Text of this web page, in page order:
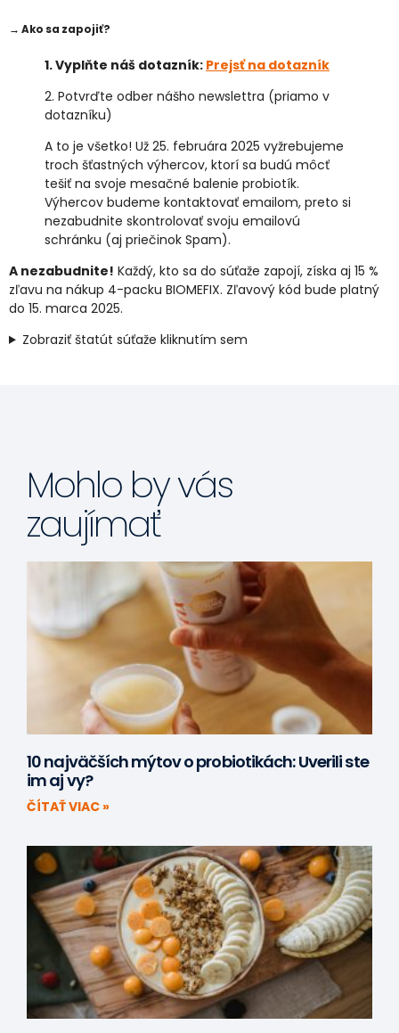
→ Ako sa zapojiť?
1. Vyplňte náš dotazník: Prejsť na dotazník
2. Potvrďte odber nášho newslettra (priamo v
dotazníku)
A to je všetko! Už 25. februára 2025 vyžrebujeme
troch šťastných výhercov, ktorí sa budú môcť
tešiť na svoje mesačné balenie probiotík.
Výhercov budeme kontaktovať emailom, preto si
nezabudnite skontrolovať svoju emailovú
schránku (aj priečinok Spam).
A nezabudnite! Každý, kto sa do súťaže zapojí, získa aj 15 %
zľavu na nákup 4-packu BIOMEFIX. Zľavový kód bude platný
do 15. marca 2025.
Zobraziť štatút súťaže kliknutím sem
Mohlo by vás
zaujímať
10 najväčších mýtov o probiotikách: Uverili ste
im aj vy?
ČÍTAŤ VIAC »